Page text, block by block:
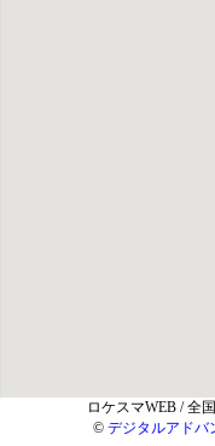
ロケスマWEB / 全
© デジタルアドバ